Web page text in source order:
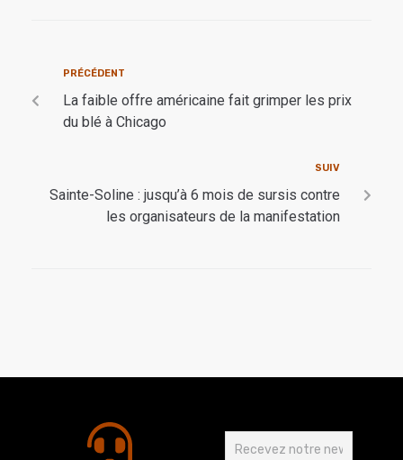
PRÉCÉDENT
La faible offre américaine fait grimper les prix
du blé à Chicago
SUIV
Sainte-Soline : jusqu’à 6 mois de sursis contre
les organisateurs de la manifestation